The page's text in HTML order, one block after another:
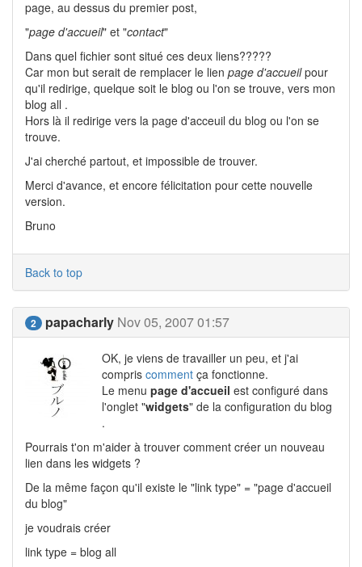
page, au dessus du premier post,
"page d'accueil" et "contact"
Dans quel fichier sont situé ces deux liens?????
Car mon but serait de remplacer le lien page d'accueilpour
qu'il redirige, quelque soit le blog ou l'on se trouve, vers mon
blog all .
Hors là il redirige vers la page d'acceuil du blog ou l'on se
trouve.
J'ai cherché partout, et impossible de trouver.
Merci d'avance, et encore félicitation pour cette nouvelle
version.
Bruno
Back to top
2 papacharly Nov 05, 2007 01:57
OK, je viens de travailler un peu, et j'ai
compris comment ça fonctionne.
Le menu page d'accueil est configuré dans
l'onglet "widgets" de la configuration du blog
.
Pourrais t'on m'aider à trouver comment créer un nouveau
lien dans les widgets ?
De la même façon qu'il existe le "link type" = "page d'accueil
du blog"
je voudrais créer
link type = blog all